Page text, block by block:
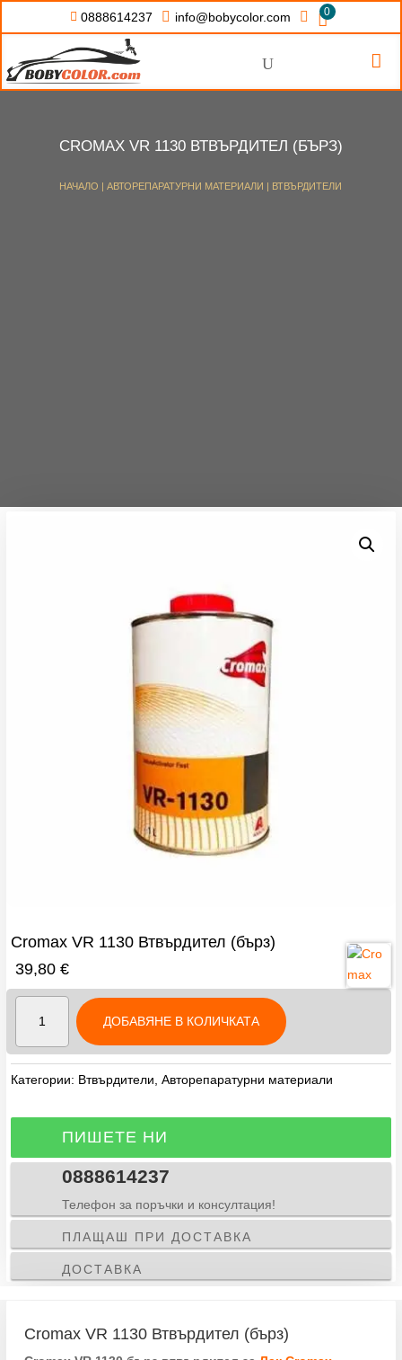
 0888614237  info@bobycolor.com  0

U
CROMAX VR 1130 ВТВЪРДИТЕЛ (БЪРЗ)
НАЧАЛО |АВТОРЕПАРАТУРНИ МАТЕРИАЛИ | ВТВЪРДИТЕЛИ
Cromax VR 1130 Втвърдител (бърз)
39,80 €
Cromax
VR
1130
ДОБАВЯНЕ В КОЛИЧКАТА
Категории: Втвърдители Авторепаратурни материали
ПИШЕТЕ НИ
0888614237
Телефон за поръчки и консултация!
ПЛАЩАШ ПРИ ДОСТАВКА
ДОСТАВКА
Cromax VR 1130 Втвърдител (бърз)